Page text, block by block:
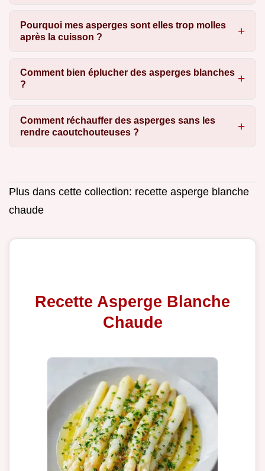
Pourquoi mes asperges sont elles trop molles
après la cuisson ?
Comment bien éplucher des asperges blanches
?
Comment réchauffer des asperges sans les
rendre caoutchouteuses ?
Plus dans cette collection: recette asperge blanche
chaude
Recette Asperge Blanche
Chaude